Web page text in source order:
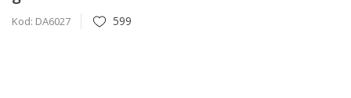
Kod: DA6027 599